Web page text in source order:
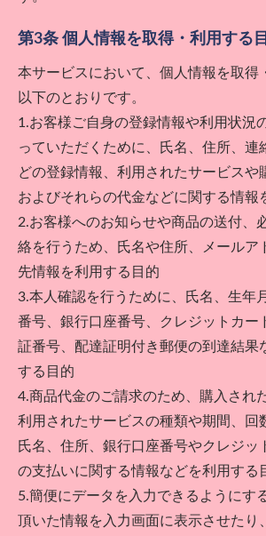
第3条 個人情報を取得・利用する
本サービスにおいて、個人情報を取得
以下のとおりです。
1.お客様ご自身の登録情報や利用状況
っていただくために、氏名、住所、連
どの登録情報、利用されたサービスや
およびそれらの代金などに関する情報
2.お客様へのお知らせや商品の送付、
絡を行うため、氏名や住所、メールア
先情報を利用する目的
3.本人確認を行うために、氏名、生年
番号、銀行口座番号、クレジットカー
証番号、配達証明付き郵便の到達結果
する目的
4.商品代金のご請求のため、購入され
利用されたサービスの種類や期間、回
氏名、住所、銀行口座番号やクレジッ
の支払いに関する情報などを利用する
5.簡便にデータを入力できるようにす
頂いた情報を入力画面に表示させたり